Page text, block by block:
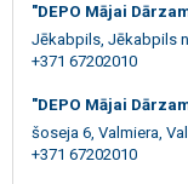
"DEPO Mājai
Jēkabpils, Jēkabpils
+371 67202010
"DEPO Mājai
šoseja 6, Valmiera,
+371 67202010